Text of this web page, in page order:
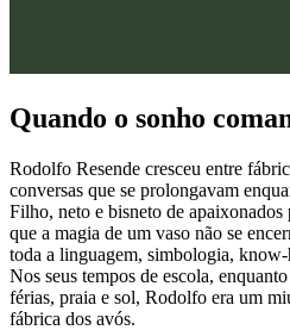
Quando o sonho
Rodolfo Resende cresceu entre
conversas que se prolongavam
Filho, neto e bisneto de apaixonados
que a magia de um vaso não se
toda a linguagem, simbologia,
Nos seus tempos de escola,
férias, praia e sol, Rodolfo era um
fábrica dos avós.